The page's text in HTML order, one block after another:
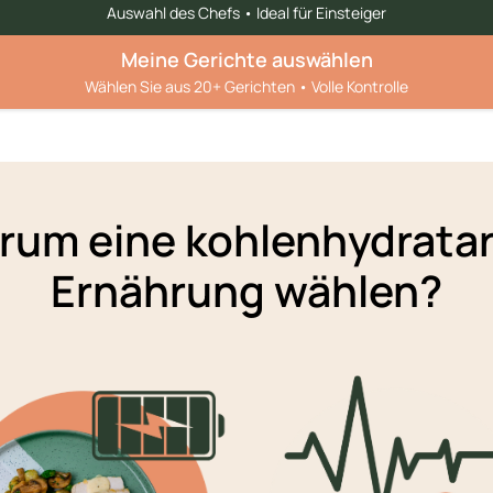
Auswahl des Chefs • Ideal für Einsteiger
Meine Gerichte auswählen
Wählen Sie aus 20+ Gerichten • Volle Kontrolle
eine
Ernährung wählen?